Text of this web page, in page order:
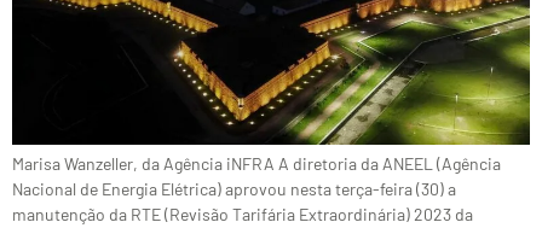
Marisa Wanzeller, da Agência iNFRA A diretoria da ANEEL (Agência
Nacional de Energia Elétrica) aprovou nesta terça-feira (30) a
manutenção da RTE (Revisão Tarifária Extraordinária) 2023 da